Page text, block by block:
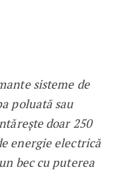
sisteme de
poluată sau
doar 250
energie electrică
bec cu puterea